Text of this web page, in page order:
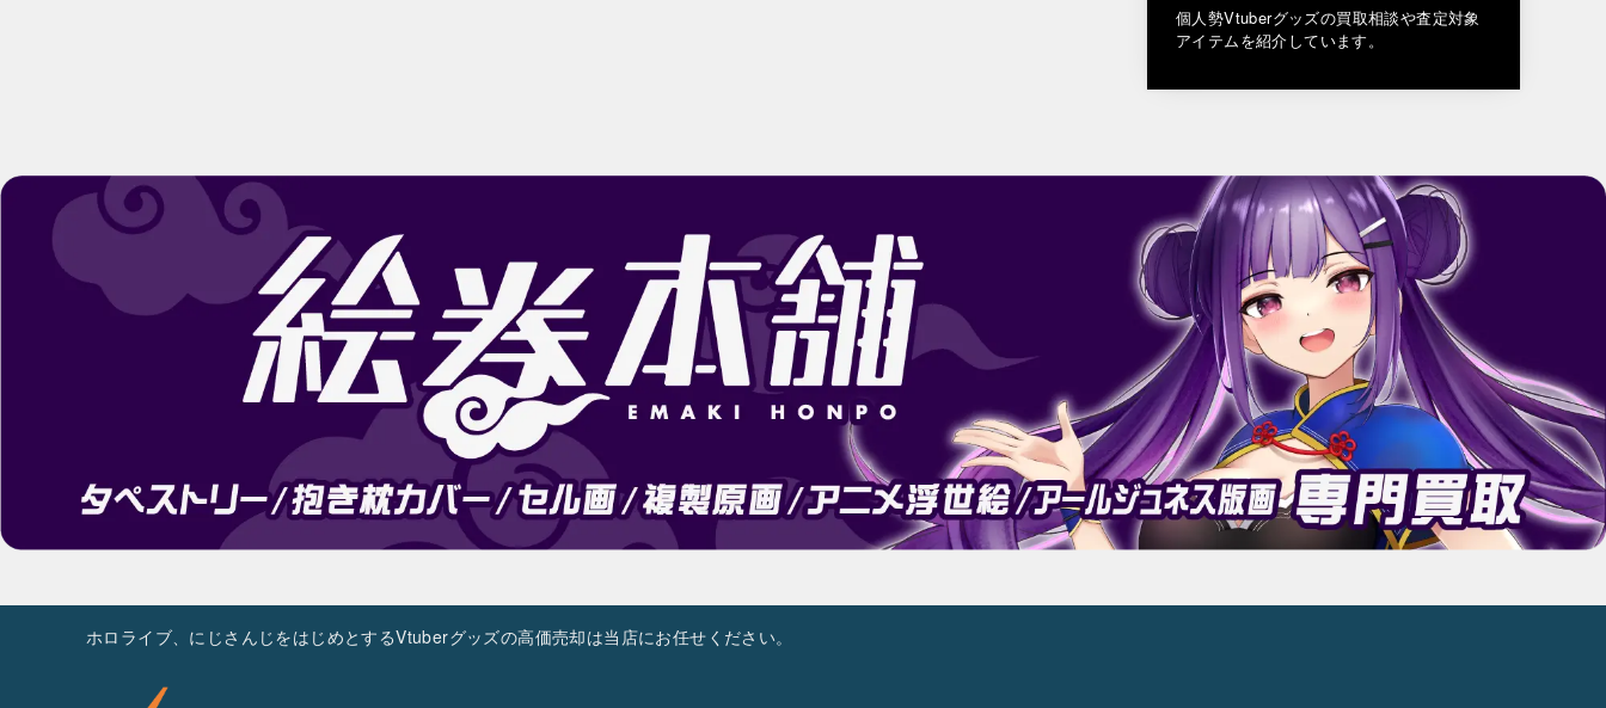
個人勢Vtuberグッズの買取相談や査定対象
アイテムを紹介しています。
ホロライブ、にじさんじをはじめとするVtuberグッズの高価売却は当店にお任せください。